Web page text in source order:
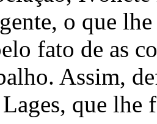
o que
fato de as
Assim,
que lhe